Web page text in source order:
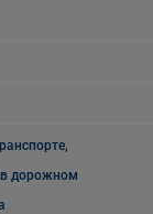
в дорожном